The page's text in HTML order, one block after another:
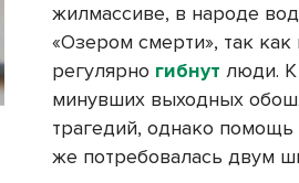
жилмассиве, в народе
«Озером смерти», так
регулярно гибнутлюди. К
минувших выходных
трагедий, однако помощь
же потребовалась двум